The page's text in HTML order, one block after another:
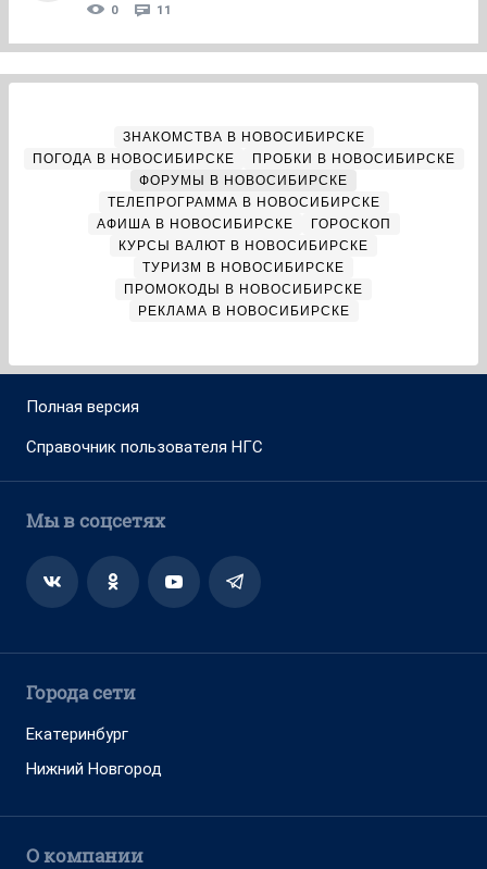
0 11
ЗНАКОМСТВА В НОВОСИБИРСКЕ
ПОГОДА В НОВОСИБИРСКЕ
ПРОБКИ В НОВОСИБИРСКЕ
ФОРУМЫ В НОВОСИБИРСКЕ
ТЕЛЕПРОГРАММА В НОВОСИБИРСКЕ
АФИША В НОВОСИБИРСКЕ
ГОРОСКОП
КУРСЫ ВАЛЮТ В НОВОСИБИРСКЕ
ТУРИЗМ В НОВОСИБИРСКЕ
ПРОМОКОДЫ В НОВОСИБИРСКЕ
РЕКЛАМА В НОВОСИБИРСКЕ
Полная версия
Справочник пользователя НГС
Мы в соцсетях
Города сети
Екатеринбург
Нижний Новгород
О компании